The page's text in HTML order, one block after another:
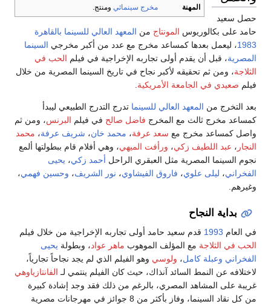
المهنة
مخرج سينمائي ومنتج.
حصل سعيد
حامد على بكالوريوس المونتاج من المعهد العالي للسينما بالقاهرة
1983، ليعمل بعدها كمساعد مخرج مع عدد من أكبر مخرجي السينما
المصرية، قبل أن يقدم أولى تجاربه الإخراجية في فيلم الحب في
الثلاجة، ومن ثم تحقيقه لأكبر نجاح في تاريخ السينما المصرية من خلال
فيلم صعيدي في الجامعة الأمريكية.
بعد التخرج من المعهد العالي للسينما تدرج التدرج الطبيعي ليبدأ
كمساعد مخرج ثالث مع المخرج فاضل صالح في فيلم البرنس، ومن ثم
واصل كمساعد مخرج مع سعد عرفة، محمد خان، شريف عرفة، محمد
النجار ، عبد اللطيف زكي، ورأفت الميهي، وهي أفلام قام ببطولتها ألمع
نجوم السينما المصرية مثل العبقري الراحل أحمد زكي، يحيى
الفخراني، ليلى علوي، فاروق الفيشاوي، نور الشريف، وحسين فهمي،
وغيرهم.
بداية النجاح
في العام 1993 قدم سعيد حامد أولى تجاربه الإخراجية من خلال فيلم
الحب في الثلاجة مع المؤلف الموهوب ماهر عواد، وبطولة يحيى
الفخراني وعبلة كامل، ولوسي وهو الفيلم الذي لم يجد نجاحاً تجارياً،
لاختلافه عن النمط السائد آنذاك، حيث كان الفيلم ينتمي لـ الفانتازياوهي
غريبة على المشاهد المصري، بالرغم من ذلك فقد وجد إشادة كبيرة
من كل نقاد السينما، وفاز بأكثر من 8 جوائز في مهرجانات مصرية